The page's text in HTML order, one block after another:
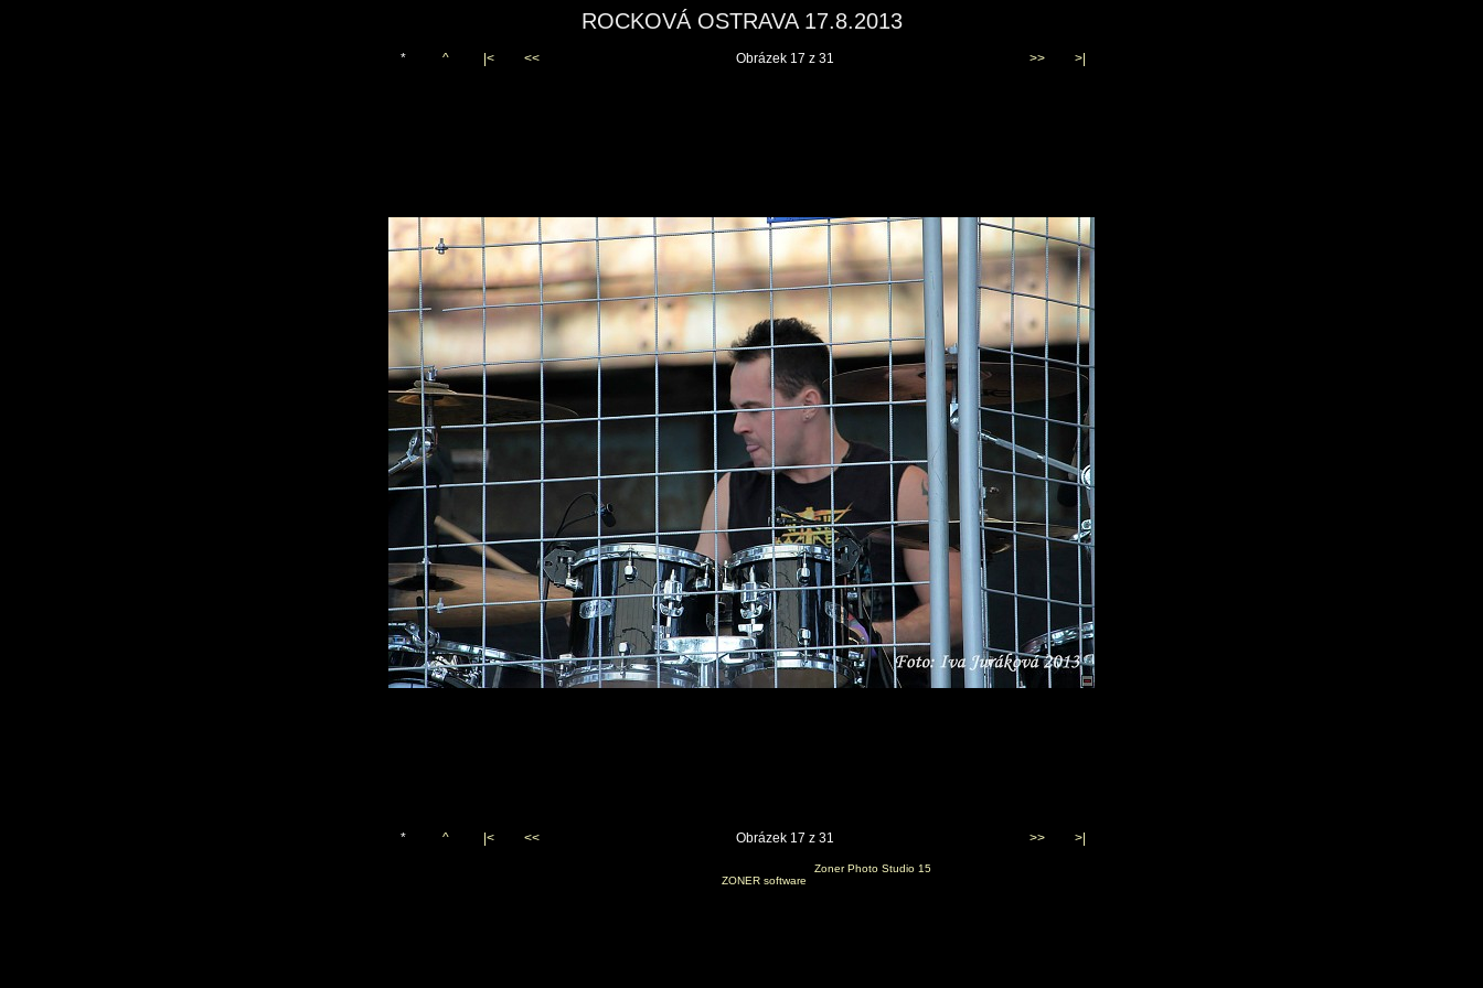
ROCKOVÁ OSTRAVA 17.8.2013
* ^ |< << Obrázek 17 z 31 >> >|
* ^ |< << Obrázek 17 z 31 >> >|
Zoner Photo Studio 15
ZONER software